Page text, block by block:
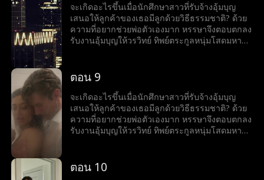
รวิทย์รู้สึกเหมือนกันหรือเปล่า?
จะเกิดอะไรขึ้นเมื่อนักศึกษาสาวที่รับจ้างอุ้มบุญ
เสนอให้ลูกค้าของเธอมีลูกด้วยวิธีธรรมชาติ? ด้วย
ความที่อยากช่วยพ่อตัวเองมาก หรรษาจึงตอบตกลง
รับงานอุ้มบุญให้วรวิทย์ ทิพย์ตระกูลหนุ่มโสดมหา
เลือนลาง หรรษาก็พบว่าตัวเองไม่อาจต้านทาน
รวิทย์รู้สึกเหมือนกันหรือเปล่า?
ตอน 9
จะเกิดอะไรขึ้นเมื่อนักศึกษาสาวที่รับจ้างอุ้มบุญ
เสนอให้ลูกค้าของเธอมีลูกด้วยวิธีธรรมชาติ? ด้วย
ความที่อยากช่วยพ่อตัวเองมาก หรรษาจึงตอบตกลง
รับงานอุ้มบุญให้วรวิทย์ ทิพย์ตระกูลหนุ่มโสดมหา
เลือนลาง หรรษาก็พบว่าตัวเองไม่อาจต้านทาน
ตอน 10